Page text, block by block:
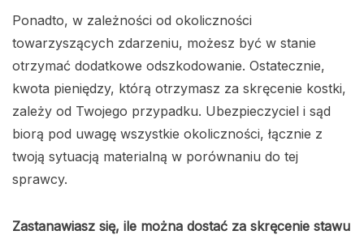
Ponadto, w zależności od okoliczności
towarzyszących zdarzeniu, możesz być w stanie
otrzymać dodatkowe odszkodowanie. Ostatecznie,
kwota pieniędzy, którą otrzymasz za skręcenie kostki,
zależy od Twojego przypadku. Ubezpieczyciel i sąd
biorą pod uwagę wszystkie okoliczności, łącznie z
twoją sytuacją materialną w porównaniu do tej
sprawcy.
Zastanawiasz się, ile można dostać za skręcenie stawu